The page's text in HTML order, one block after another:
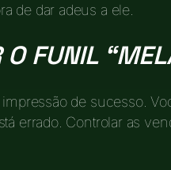
de dar adeus a ele.
O FUNIL
de sucesso.
errado. Controlar as